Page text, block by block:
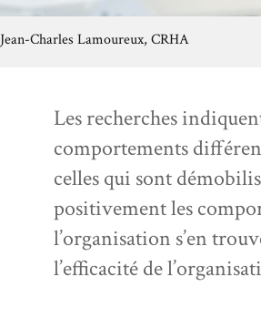
Jean-Charles Lamoureux, CRHA
Les recherches
comportements
celles qui sont
positivement les
l’organisation s’en
l’efficacité de